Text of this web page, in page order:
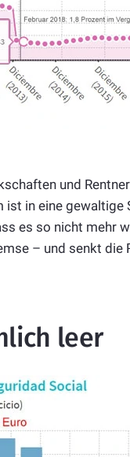
und
in eine gewaltige
es so nicht mehr
– und senkt die
leer